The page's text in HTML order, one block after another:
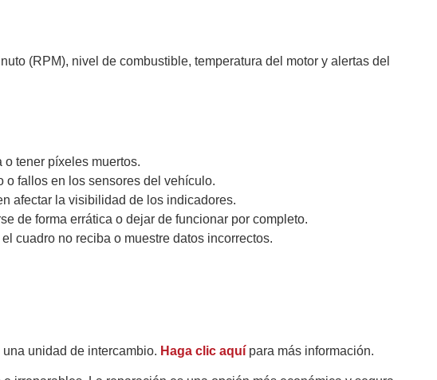
(RPM), nivel de combustible, temperatura del motor y alertas del
tener píxeles muertos.
o fallos en los sensores del vehículo.
afectar la visibilidad de los indicadores.
de forma errática o dejar de funcionar por completo.
cuadro no reciba o muestre datos incorrectos.
unidad de intercambio. Haga clic aquí para más información.